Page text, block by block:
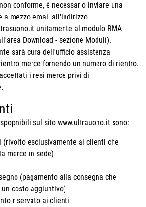
conforme, è necessario inviare una
a mezzo email all'indirizzo
unitamente al modulo RMA
Download - sezione Moduli).
sarà cura dell'ufficio assistenza
merce fornendo un numero di rientro.
i resi merce privi di
sul sito www.ultrauono.it sono:
(rivolto esclusivamente ai clienti che
merce in sede)
(pagamento alla consegna che
un costo aggiuntivo)
riservato ai clienti